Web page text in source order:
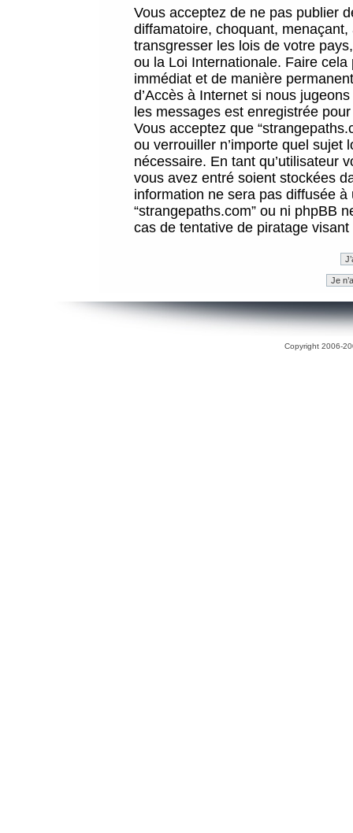
Vous acceptez de ne pas publier
diffamatoire, choquant,
transgresser les lois de votre
ou la Loi Internationale. Faire
immédiat et de manière
d’Accès à Internet si nous
les messages est enregistrée
Vous acceptez que
ou verrouiller n’importe quel sujet
nécessaire. En tant qu’utilisateur
vous avez entré soient stockées
information ne sera pas diffusée
“strangepaths.com” ou ni phpBB
cas de tentative de piratage
Copyright 2006-